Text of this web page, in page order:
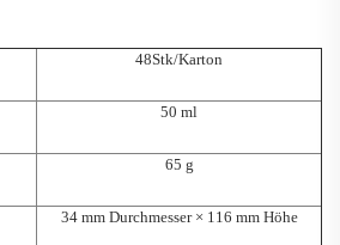
48Stk/Karton
50 ml
65 g
34 mm Durchmesser × 116 mm Höhe